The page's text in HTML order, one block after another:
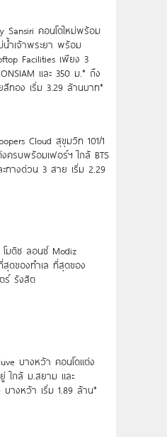
Sansiri คอนโดใหม่พร้อม
น้ำเจ้าพระยา พร้อม
Facilities เพียง 3
และ 350 ม.* ถึง
ทอง เริ่ม 3.29 ล้านบาท*
Cloud สุขุมวิท 101/1
งครบพร้อมเฟอร์ฯ ใกล้ BTS
างด่วน 3 สาย เริ่ม 2.29
มดิซ ลอนซ์ Modiz
สุดของทำเล ที่สุดของ
ร์ รังสิต
บางหว้า คอนโดแต่ง
ใกล้ ม.สยาม และ
บางหว้า เริ่ม 1.89 ล้าน*